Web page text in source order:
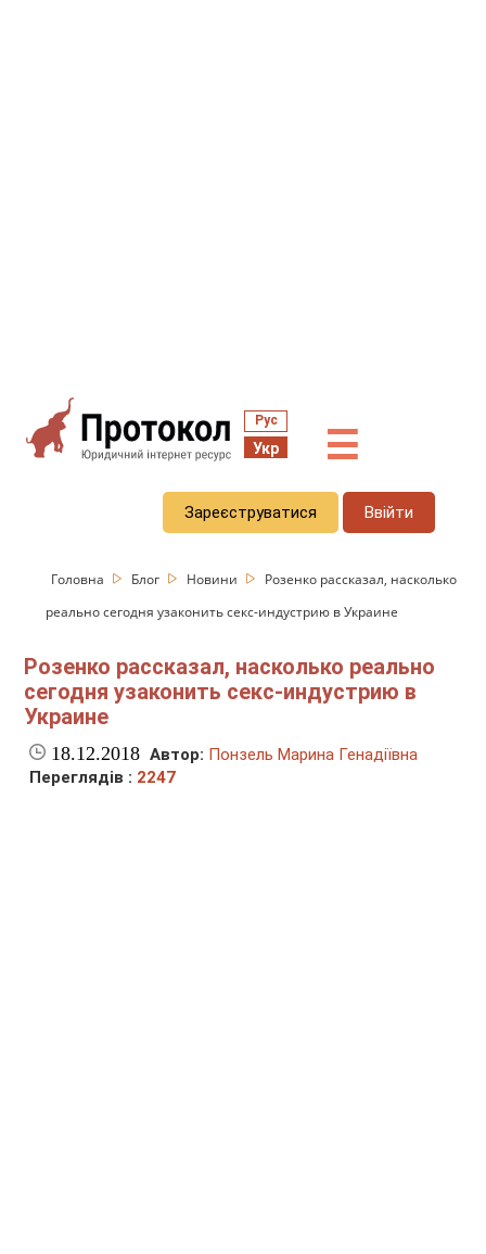
Рус
Укр ☰
Зареєструватися Ввійти
Головна Блог Новини
Розенко рассказал, насколько
реально сегодня узаконить секс-индустрию в Украине
Розенко рассказал, насколько реально
сегодня узаконить секс-индустрию в
Украине
18.12.2018 Автор: Понзель Марина Генадіївна
Переглядів : 2247